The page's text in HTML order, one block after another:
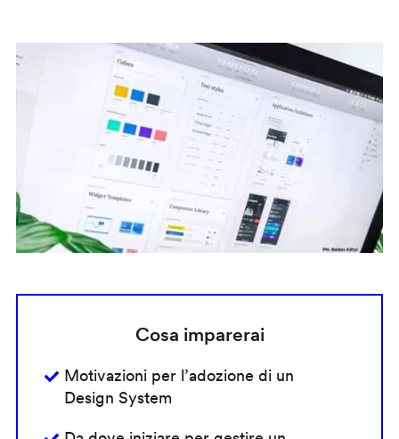
Cosa imparerai
Motivazioni per l’adozione di un
Design System